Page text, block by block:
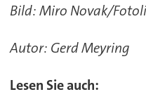
Bild: Miro Novak/
Autor: Gerd Meyring
Lesen Sie auch: